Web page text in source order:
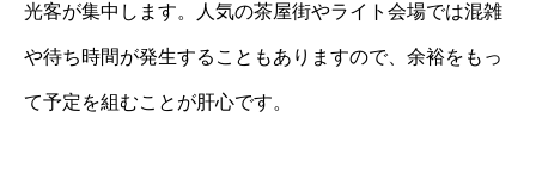
光客が集中します。人気の茶屋街やライト会場では混雑
や待ち時間が発生することもありますので、余裕をもっ
て予定を組むことが肝心です。